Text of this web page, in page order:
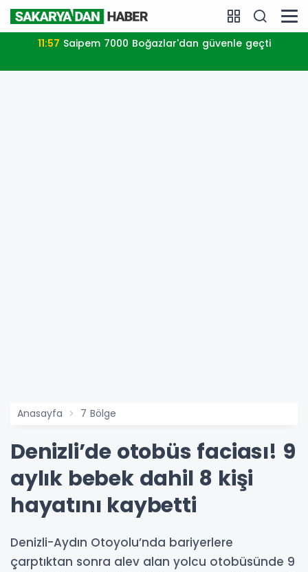
11:57 Saipem 7000 Boğazlar'dan güvenle geçti
Anasayfa 7 Bölge
Denizli’de otobüs faciası! 9
aylık bebek dahil 8 kişi
hayatını kaybetti
Denizli-Aydın Otoyolu’nda bariyerlere
çarptıktan sonra alev alan yolcu otobüsünde 9